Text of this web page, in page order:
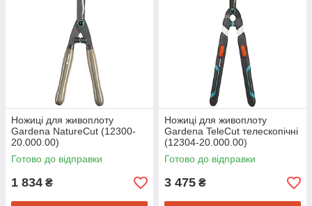
Ножиці для живоплоту
Gardena NatureCut (12300-
20.000.00)
Готово до відправки
1 834 ₴
Ножиці для живоплоту
Gardena TeleCut телескопічні
(12304-20.000.00)
Готово до відправки
3 475 ₴